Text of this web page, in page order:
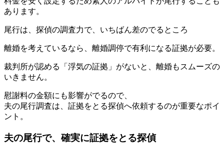
あります。
尾行は、探偵の調査力で、いちばん差のでるところ
離婚を考えているなら、離婚調停で有利になる証拠が必要。
裁判所が認める「浮気の証拠」がないと、離婚もスムーズの
いきません。
慰謝料の金額にも影響がでるので、
夫の尾行調査は、 証拠をとる探偵へ依頼するのが重要なポイ
ント 。
夫の尾行で、確実に証拠をとる探偵